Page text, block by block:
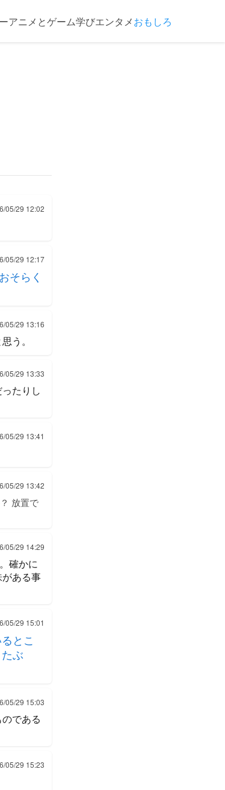
アニメとゲーム学びエンタメおもしろ
05/29 12:02
05/29 12:17
そらく
05/29 13:16
う。
05/29 13:33
たりし
05/29 13:41
05/29 13:42
放置で
05/29 14:29
確かに
ある事
05/29 15:01
とこ
ぶ
05/29 15:03
である
05/29 15:23